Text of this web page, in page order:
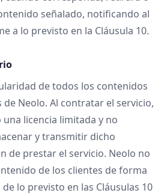
señalado, notificando al
a lo previsto en la Cláusula 10.
de todos los contenidos
de Neolo. Al contratar el servicio,
licencia limitada y no
y transmitir dicho
de prestar el servicio. Neolo no
de los clientes de forma
lo previsto en las Cláusulas 10